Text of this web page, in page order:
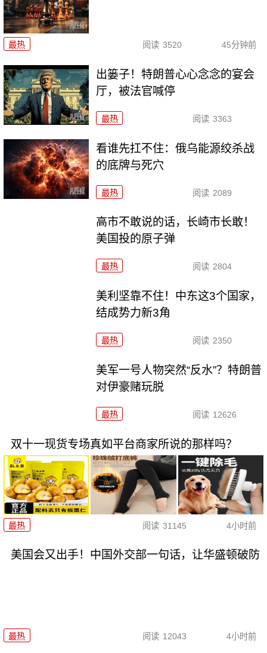
最热 阅读 3520 45分钟前
出篓子！特朗普心心念念的宴会
厅，被法官喊停
最热 阅读 3363
看谁先扛不住：俄乌能源绞杀战
的底牌与死穴
最热 阅读 2089
高市不敢说的话，长崎市长敢！
美国投的原子弹
最热 阅读 2804
美利坚靠不住！中东这3个国家，
结成势力新3角
最热 阅读 2350
美军一号人物突然“反水”？特朗普
对伊豪赌玩脱
最热 阅读 12626
双十一现货专场真如平台商家所说的那样吗？
最热 阅读 31145 4小时前
美国会又出手！中国外交部一句话，让华盛顿破防
最热 阅读 12043 4小时前